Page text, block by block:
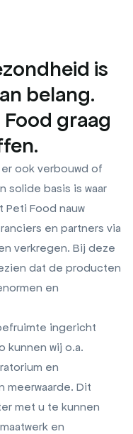
is
belang.
graag
ook verbouwd of
solide basis is waar
Peti Food nauw
en partners via
verkregen. Bij deze
dat de producten
en
ingericht
kunnen wij o.a.
en
meerwaarde. Dit
met u te kunnen
en